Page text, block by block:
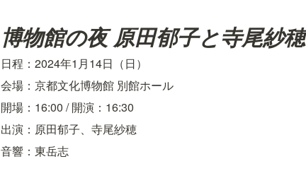
博物館の夜 原田郁子と寺尾紗穂
日程：2024年1月14日（日）
会場：京都文化博物館 別館ホール
開場：16:00 / 開演：16:30
出演：原田郁子、寺尾紗穂
音響：東岳志